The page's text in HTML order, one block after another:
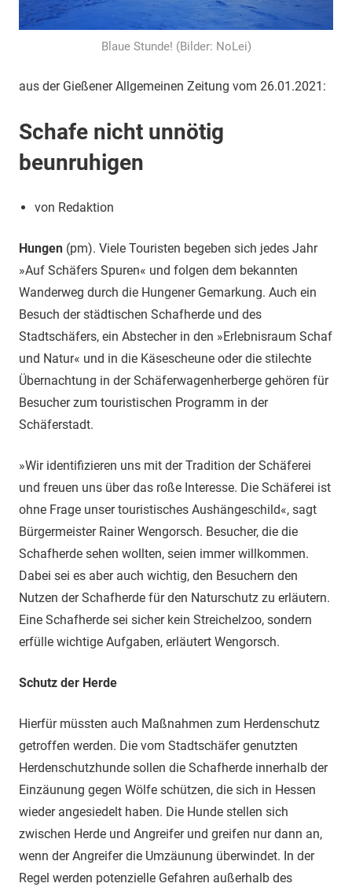
Blaue Stunde! (Bilder: NoLei)
aus der Gießener Allgemeinen Zeitung vom 26.01.2021:
Schafe nicht unnötig
beunruhigen
von Redaktion
Hungen (pm). Viele Touristen begeben sich jedes Jahr
»Auf Schäfers Spuren« und folgen dem bekannten
Wanderweg durch die Hungener Gemarkung. Auch ein
Besuch der städtischen Schafherde und des
Stadtschäfers, ein Abstecher in den »Erlebnisraum Schaf
und Natur« und in die Käsescheune oder die stilechte
Übernachtung in der Schäferwagenherberge gehören für
Besucher zum touristischen Programm in der
Schäferstadt.
»Wir identifizieren uns mit der Tradition der Schäferei
und freuen uns über das roße Interesse. Die Schäferei ist
ohne Frage unser touristisches Aushängeschild«, sagt
Bürgermeister Rainer Wengorsch. Besucher, die die
Schafherde sehen wollten, seien immer willkommen.
Dabei sei es aber auch wichtig, den Besuchern den
Nutzen der Schafherde für den Naturschutz zu erläutern.
Eine Schafherde sei sicher kein Streichelzoo, sondern
erfülle wichtige Aufgaben, erläutert Wengorsch.
Schutz der Herde
Hierfür müssten auch Maßnahmen zum Herdenschutz
getroffen werden. Die vom Stadtschäfer genutzten
Herdenschutzhunde sollen die Schafherde innerhalb der
Einzäunung gegen Wölfe schützen, die sich in Hessen
wieder angesiedelt haben. Die Hunde stellen sich
zwischen Herde und Angreifer und greifen nur dann an,
wenn der Angreifer die Umzäunung überwindet. In der
Regel werden potenzielle Gefahren außerhalb des